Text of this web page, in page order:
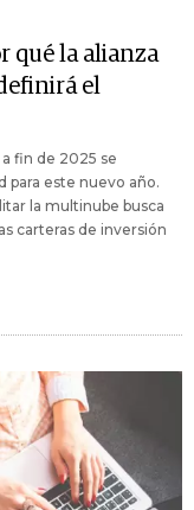
qué la alianza
el
fin de 2025 se
para este nuevo año.
la multinube busca
carteras de inversión